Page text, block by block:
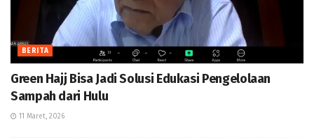
BERITA
Green Hajj Bisa Jadi Solusi Edukasi Pengelolaan
Sampah dari Hulu
11 Maret, 2026